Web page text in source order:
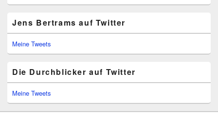
Jens Bertrams auf Twitter
Meine Tweets
Die Durchblicker auf Twitter
Meine Tweets